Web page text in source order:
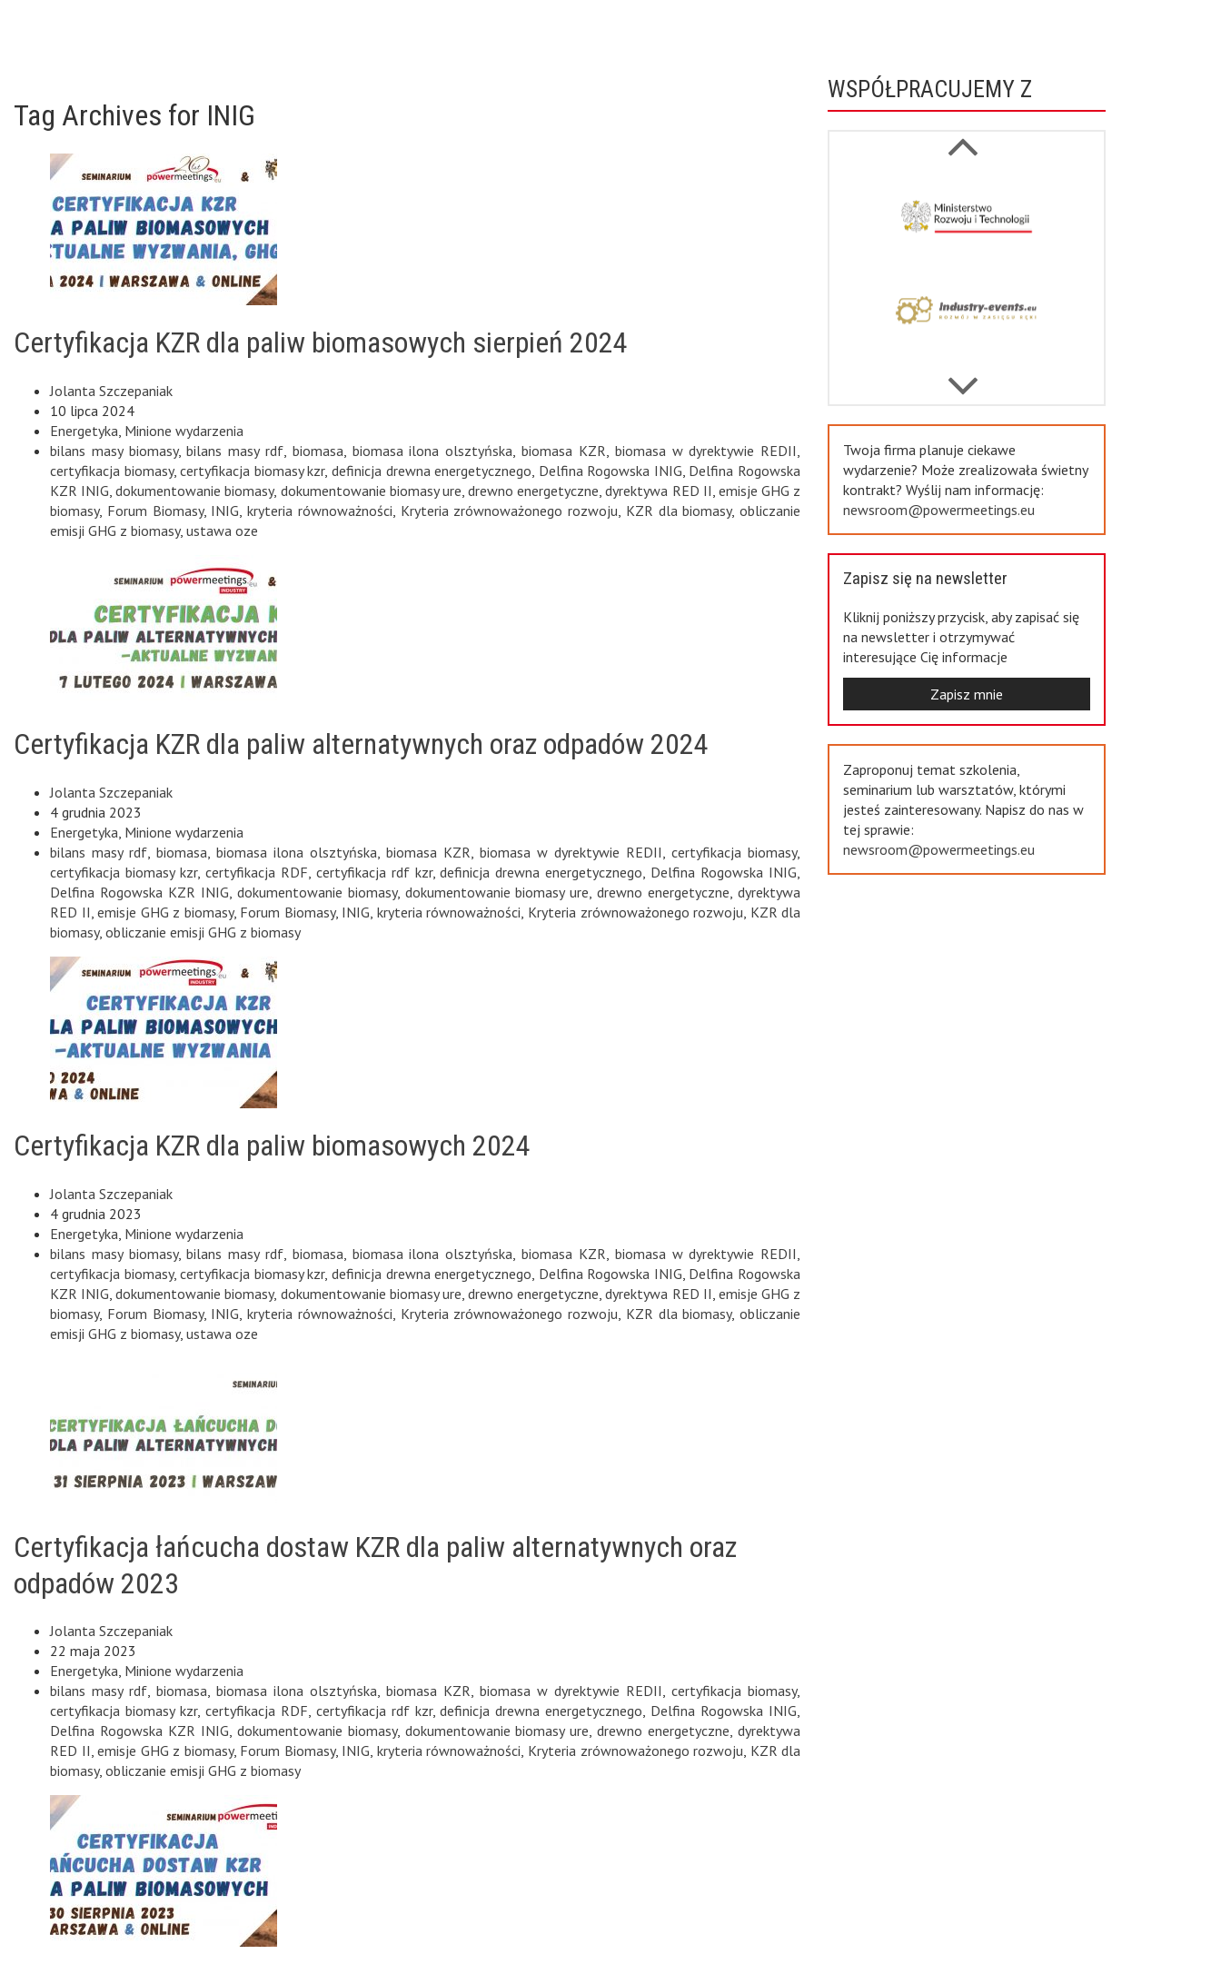
Tag Archives for INIG
Certyfikacja KZR dla paliw biomasowych sierpień 2024
Jolanta Szczepaniak
10 lipca 2024
Energetyka Minione wydarzenia
bilans masy biomasy,bilans masy rdf biomasa biomasa ilona olsztyńska ,biomasa KZR biomasa w dyrektywie REDII
certyfikacja biomasy,certyfikacja biomasy kzr, definicja drewna energetycznego Delfina Rogowska INIG Delfina Rogowska
KZR INIG ,dokumentowanie biomasy, dokumentowanie biomasy ure ,drewno energetyczne ,dyrektywa RED II emisje GHG z
biomasy, Forum Biomasy, INIG kryteria równoważności Kryteria zrównoważonego rozwoju KZR dla biomasy, obliczanie
emisji GHG z biomasy, ustawa oze
Certyfikacja KZR dla paliw alternatywnych oraz odpadów 2024
Jolanta Szczepaniak
4 grudnia 2023
Energetyka Minione wydarzenia
bilans masy rdf biomasa biomasa ilona olsztyńska biomasa KZR biomasa w dyrektywie REDII certyfikacja biomasy,
certyfikacja biomasy kzr, certyfikacja RDF certyfikacja rdf kzr,definicja drewna energetycznego Delfina Rogowska INIG
Delfina Rogowska KZR INIG dokumentowanie biomasy, dokumentowanie biomasy ure ,drewno energetyczne ,dyrektywa
RED II ,emisje GHG z biomasy, Forum Biomasy, INIG kryteria równoważności Kryteria zrównoważonego rozwoju KZR dla
biomasy, obliczanie emisji GHG z biomasy
Certyfikacja KZR dla paliw biomasowych 2024
Jolanta Szczepaniak
4 grudnia 2023
Energetyka Minione wydarzenia
bilans masy biomasy,bilans masy rdf biomasa biomasa ilona olsztyńska ,biomasa KZR biomasa w dyrektywie REDII
certyfikacja biomasy,certyfikacja biomasy kzr, definicja drewna energetycznego Delfina Rogowska INIG Delfina Rogowska
KZR INIG ,dokumentowanie biomasy, dokumentowanie biomasy ure ,drewno energetyczne ,dyrektywa RED II emisje GHG z
biomasy, Forum Biomasy, INIG kryteria równoważności Kryteria zrównoważonego rozwoju KZR dla biomasy, obliczanie
emisji GHG z biomasy, ustawa oze
Certyfikacja łańcucha dostaw KZR dla paliw alternatywnych oraz
odpadów 2023
Jolanta Szczepaniak
22 maja 2023
Energetyka, Minione wydarzenia
bilans masy rdf, biomasa, biomasa ilona olsztyńska, biomasa KZR, biomasa w dyrektywie REDII, certyfikacja biomasy,
certyfikacja biomasy kzr, certyfikacja RDF, certyfikacja rdf kzr,definicja drewna energetycznego, Delfina Rogowska INIG,
Delfina Rogowska KZR INIG, dokumentowanie biomasy, dokumentowanie biomasy ure,drewno energetyczne,dyrektywa
RED II,emisje GHG z biomasy, Forum Biomasy, INIG, kryteria równoważności, Kryteria zrównoważonego rozwoju, KZR dla
biomasy, obliczanie emisji GHG z biomasy
WSPÓŁPRACUJEMY Z
Twoja firma planuje ciekawe
wydarzenie? Może zrealizowała świetny
kontrakt? Wyślij nam informację:
newsroom@powermeetings.eu
Zapisz się na newsletter
Kliknij poniższy przycisk, aby zapisać się
na newsletter i otrzymywać
interesujące Cię informacje
Zapisz mnie
Zaproponuj temat szkolenia,
seminarium lub warsztatów, którymi
jesteś zainteresowany. Napisz do nas w
tej sprawie:
newsroom@powermeetings.eu